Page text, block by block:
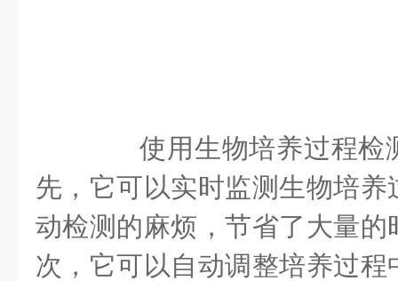
使用生物培养过程检
先，它可以实时监测生物培
动检测的麻烦，节省了大量
次，它可以自动调整培养过